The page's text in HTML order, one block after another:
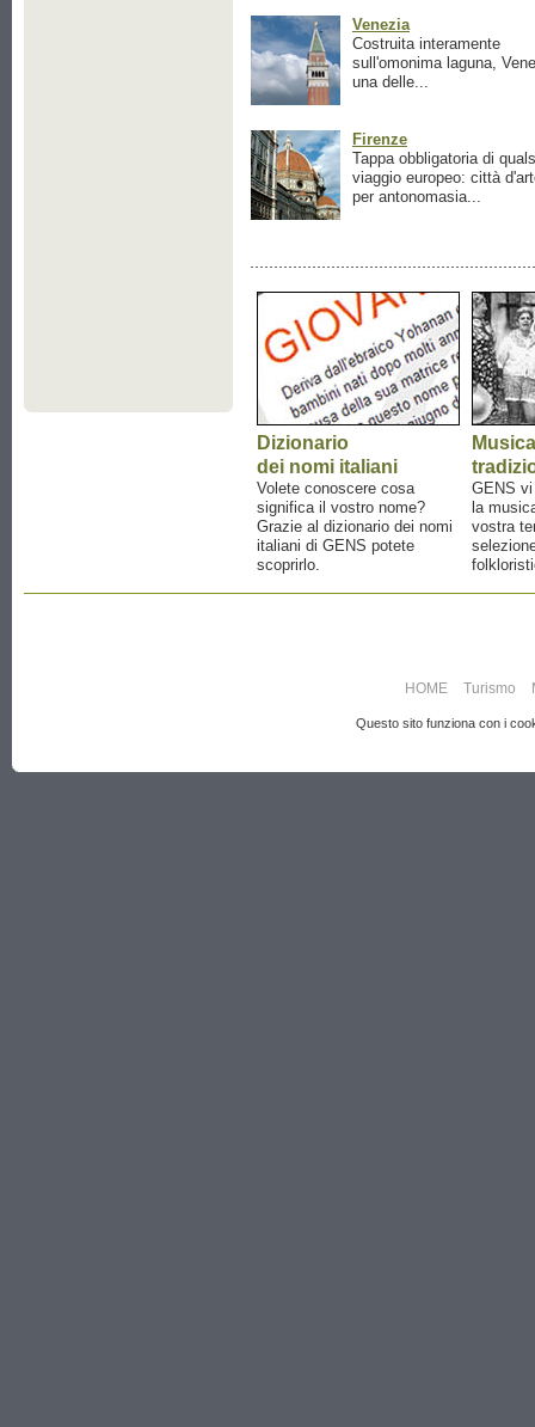
Venezia
Costruita interamente
sull'omonima laguna,
una delle...
Firenze
Tappa obbligatoria di
viaggio europeo: città
per antonomasia...
Dizionario
dei nomi italiani
Volete conoscere cosa
significa il vostro nome?
Grazie al dizionario dei nomi
italiani di GENS potete
scoprirlo.
Musica
GENS
la
vostra
HOME Turismo
Questo sito funziona con i